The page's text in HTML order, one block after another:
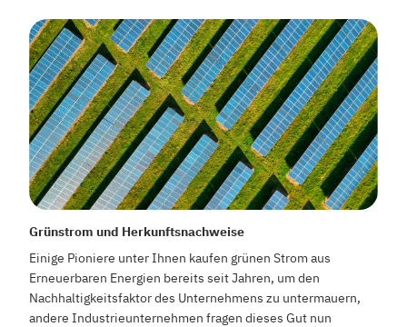
Grünstrom und Herkunftsnachweise
Einige Pioniere unter Ihnen kaufen grünen Strom aus
Erneuerbaren Energien bereits seit Jahren, um den
Nachhaltigkeitsfaktor des Unternehmens zu untermauern,
andere Industrieunternehmen fragen dieses Gut nun